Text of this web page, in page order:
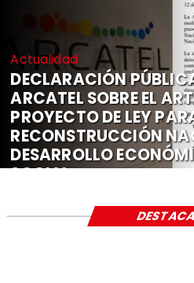
Actualidad
DECLARACIÓN
ARCATEL SOBRE EL
PROYECTO DE LEY
RECONSTRUCCIÓN
DESARROLLO
SOCIAL